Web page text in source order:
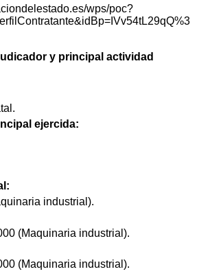
wps/poc?
y principal actividad
ejercida:
industrial).
(Maquinaria industrial).
(Maquinaria industrial).